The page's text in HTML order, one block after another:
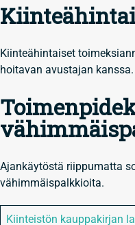
Kiinteähintaiset
hoitavan avustajan kanssa.
Ajankäytöstä riippumatta
vähimmäispalkkioita.
Kiinteistön kauppakirjan